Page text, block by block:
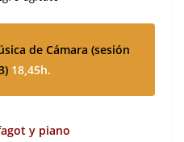
de Cámara (sesión
18,45h.
y piano